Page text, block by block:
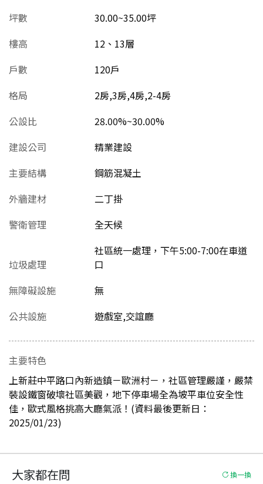
坪數
30.00~35.00坪
樓高
12、13層
戶數
120戶
格局
2房,3房,4房,2-4房
公設比
28.00%~30.00%
建設公司
精業建設
主要結構
鋼筋混凝土
外牆建材
二丁掛
警衛管理
全天候
垃圾處理
社區統一處理，下午5:00-7:00在車道
口
無障礙設施
無
公共設施
遊戲室,交誼廳
主要特色
上新莊中平路口內新造鎮－歐洲村－，社區管理嚴謹，嚴禁
裝設鐵窗破壞社區美觀，地下停車場全為坡平車位安全性
佳，歐式風格挑高大廳氣派！(資料最後更新日：
2025/01/23)
大家都在問 換一換